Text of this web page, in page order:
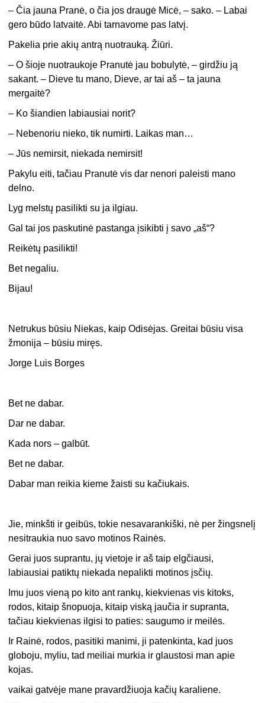
– Čia jauna Pranė, o čia jos draugė Micė, – sako. – Labai
gero būdo latvaitė. Abi tarnavome pas latvį.
Pakelia prie akių antrą nuotrauką. Žiūri.
– O šioje nuotraukoje Pranutė jau bobulytė, – girdžiu ją
sakant. – Dieve tu mano, Dieve, ar tai aš – ta jauna
mergaitė?
– Ko šiandien labiausiai norit?
– Nebenoriu nieko, tik numirti. Laikas man…
– Jūs nemirsit, niekada nemirsit!
Pakylu eiti, tačiau Pranutė vis dar nenori paleisti mano
delno.
Lyg melstų pasilikti su ja ilgiau.
Gal tai jos paskutinė pastanga įsikibti į savo „aš“?
Reikėtų pasilikti!
Bet negaliu.
Bijau!
Netrukus būsiu Niekas, kaip Odisėjas. Greitai būsiu visa
žmonija – būsiu miręs.
Jorge Luis Borges
Bet ne dabar.
Dar ne dabar.
Kada nors – galbūt.
Bet ne dabar.
Dabar man reikia kieme žaisti su kačiukais.
Jie, minkšti ir geibūs, tokie nesavarankiški, nė per žingsnelį
nesitraukia nuo savo motinos Rainės.
Gerai juos suprantu, jų vietoje ir aš taip elgčiausi,
labiausiai patiktų niekada nepalikti motinos įsčių.
Imu juos vieną po kito ant rankų, kiekvienas vis kitoks,
rodos, kitaip šnopuoja, kitaip viską jaučia ir supranta,
tačiau kiekvienas ilgisi to paties: saugumo ir meilės.
Ir Rainė, rodos, pasitiki manimi, ji patenkinta, kad juos
globoju, myliu, tad meiliai murkia ir glaustosi man apie
kojas.
vaikai gatvėje mane pravardžiuoja kačių karaliene.